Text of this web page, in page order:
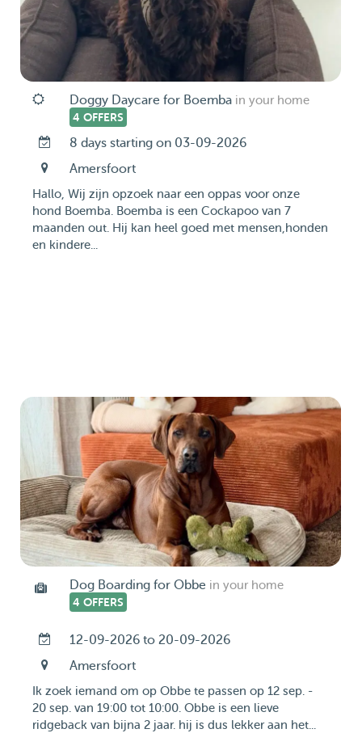
Doggy Daycare for Boemba in your home
4 OFFERS
8 days starting on 03-09-2026
Amersfoort
Hallo, Wij zijn opzoek naar een oppas voor onze
hond Boemba. Boemba is een Cockapoo van 7
maanden out. Hij kan heel goed met mensen,honden
en kindere...
Dog Boarding for Obbe in your home
4 OFFERS
12-09-2026 to 20-09-2026
Amersfoort
Ik zoek iemand om op Obbe te passen op 12 sep. -
20 sep. van 19:00 tot 10:00. Obbe is een lieve
ridgeback van bijna 2 jaar. hij is dus lekker aan het...